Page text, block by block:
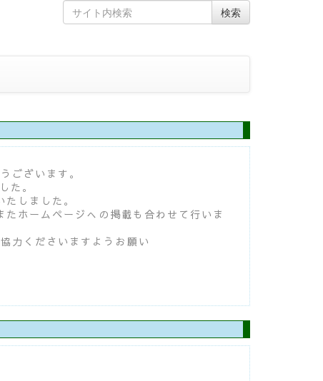
Skip
to
Search
for
検索
ございます。
た。
しました。
ホームページへの掲載も合わせて行いま
力くださいますようお願い